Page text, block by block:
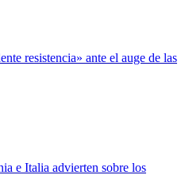
resistencia» ante el auge de las
e Italia advierten sobre los